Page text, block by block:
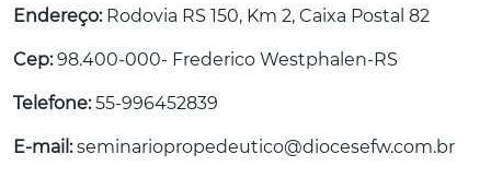
Endereço:Rodovia RS 150, Km 2, Caixa Postal 82
Cep:98.400-000- Frederico Westphalen-RS
Telefone:55-996452839
E-mail:seminariopropedeutico@diocesefw.com.br